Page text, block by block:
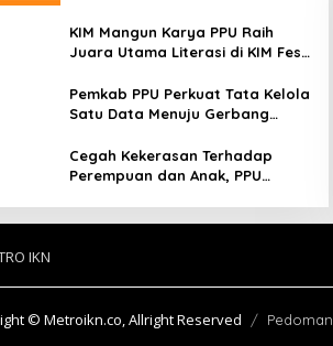
KIM Mangun Karya PPU Raih
Juara Utama Literasi di KIM Fest
Panggung Nasional
Pemkab PPU Perkuat Tata Kelola
Satu Data Menuju Gerbang
Cegah Kekerasan Terhadap
Perempuan dan Anak, PPU
© Metroikn.co, Allright Reserved